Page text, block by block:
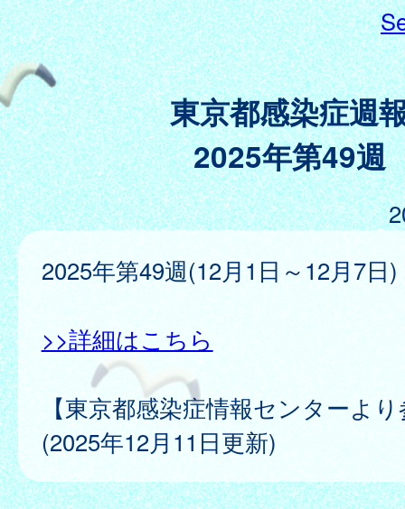
東京都感染症週
2025年第49週
2025年第49週(12月1日～12月7日)
>>詳細はこちら
【東京都感染症情報センターよ
(2025年12月11日更新)